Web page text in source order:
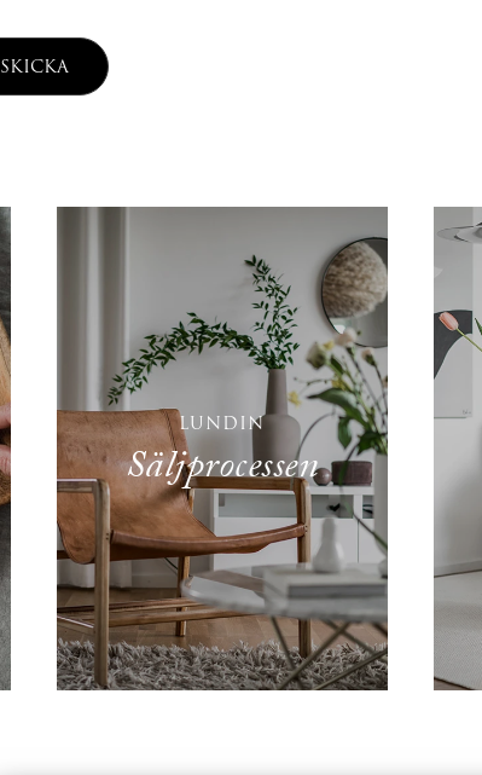
SKICKA
LUNDIN
Säljprocessen